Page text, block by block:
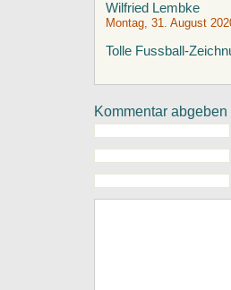
Wilfried Lembke
Montag, 31. August
Tolle Fussball-
Kommentar abgeben